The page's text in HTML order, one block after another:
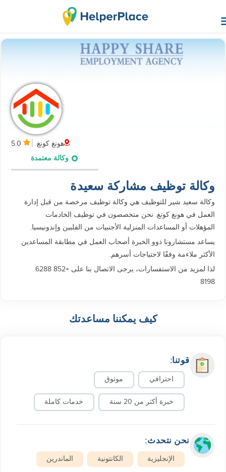
وكالة توظيف مشاركة سعيدة
هونغ كونغ
5.0
وكالة معتمدة
وكالة سعيد شير للتوظيف هي وكالة توظيف مرخصة من قبل إدارة
العمل في هونغ كونغ. نحن متخصصون في توظيف الخادمات
المؤهلات أو المساعدات المنزلية الأجنبيات من الفلبين وإندونيسيا.
يساعد مستشارونا ذوو الخبرة أصحاب العمل في مطابقة المساعدين
الأكثر ملاءمة وفقًا لاحتياجات أسرهم.
لذا لمزيد من الاستفسارات، يرجى الاتصال بنا على +852 6288
8198
كيف يمكننا مساعدتك
قوتنا:
احترافي موثوق
خبرة أكثر من 20 سنة خدمات كاملة
نحن نتحدث:
الإنجليزية الكانتونية الماندرين